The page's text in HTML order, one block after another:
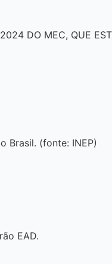
DO MEC, QUE
Brasil. (fonte: INEP)
EAD.